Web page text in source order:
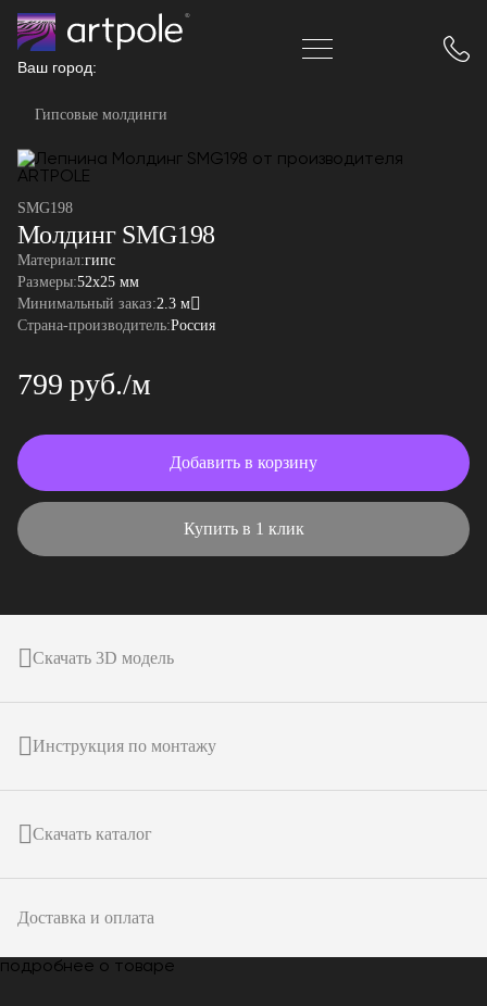
Ваш город:
Гипсовые молдинги
SMG198
Молдинг SMG198
Материал:гипс
Размеры:52x25 мм
Минимальный заказ:2.3 м
Страна-производитель:Россия
799 руб./м
Добавить в корзину
Купить в 1 клик
Скачать 3D модель
Инструкция по монтажу
Скачать каталог
Доставка и оплата
подробнее о товаре